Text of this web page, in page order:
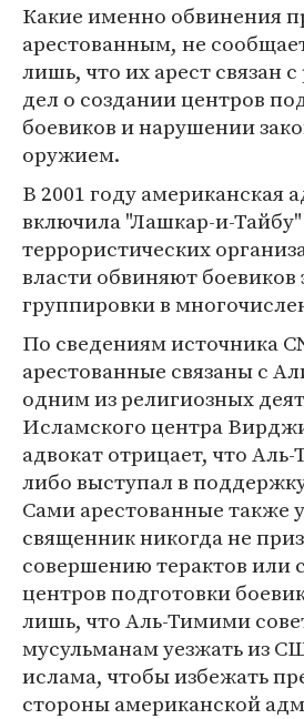
Какие именно обвинения
арестованным, не
лишь, что их арест связан
дел о создании центров
боевиков и нарушении
оружием.
В 2001 году американская
включила "Лашкар-и-
террористических
власти обвиняют боевиков
группировки в
По сведениям источника
арестованные связаны с
одним из религиозных
Исламского центра
адвокат отрицает, что
либо выступал в
Сами арестованные также
священник никогда не
совершению терактов или
центров подготовки
лишь, что Аль-Тимими
мусульманам уезжать из
ислама, чтобы избежать
стороны американской